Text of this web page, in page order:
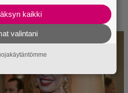
kaikki
valintani